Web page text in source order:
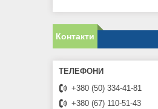
Контакти
+380 (50) 334-41-81
+380 (67) 110-51-43